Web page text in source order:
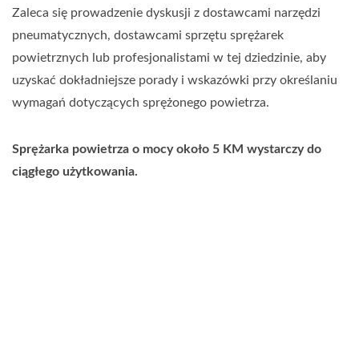
Zaleca się prowadzenie dyskusji z dostawcami narzędzi
pneumatycznych, dostawcami sprzętu sprężarek
powietrznych lub profesjonalistami w tej dziedzinie, aby
uzyskać dokładniejsze porady i wskazówki przy określaniu
wymagań dotyczących sprężonego powietrza.
Sprężarka powietrza o mocy około 5 KM wystarczy do
ciągłego użytkowania.